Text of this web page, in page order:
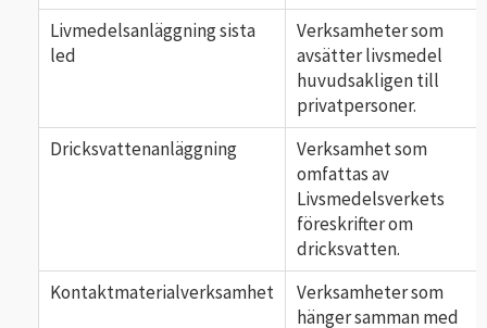
Livmedelsanläggning sista
led
Verksamheter som
avsätter livsmedel
huvudsakligen till
privatpersoner.
Dricksvattenanläggning
Verksamhet som
omfattas av
Livsmedelsverkets
föreskrifter om
dricksvatten.
Kontaktmaterialverksamhet
Verksamheter som
hänger samman med